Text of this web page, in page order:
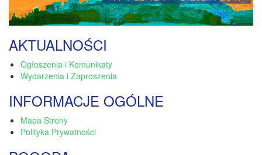
AKTUALNOŚCI
Ogłoszenia i Komunikaty
Wydarzenia i Zaproszenia
INFORMACJE OGÓLNE
Mapa Strony
Polityka Prywatności